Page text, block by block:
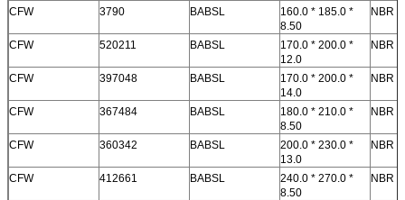
CFW 3790 BABSL
160.0 * 185.0 *
8.50
NBR
CFW 520211 BABSL
170.0 * 200.0 *
12.0
NBR
CFW 397048 BABSL
170.0 * 200.0 *
14.0
NBR
CFW 367484 BABSL
180.0 * 210.0 *
8.50
NBR
CFW 360342 BABSL
200.0 * 230.0 *
13.0
NBR
CFW 412661 BABSL
240.0 * 270.0 *
8.50
NBR